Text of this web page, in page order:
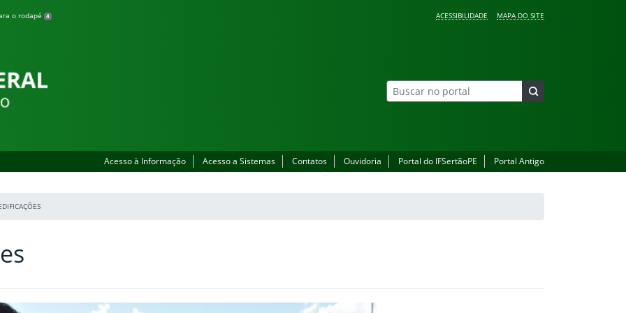
o rodapé 4 ACESSIBILIDADE MAPA DO SITE
Acesso à Informação Acesso a Sistemas Contatos Ouvidoria Portal do IFSertãoPE Portal Antigo